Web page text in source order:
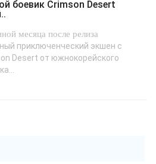
месяца после релиза
приключенческий экшен с
Desert от южнокорейского